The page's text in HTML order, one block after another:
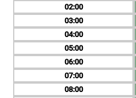
02
03
04
05
06
07
08